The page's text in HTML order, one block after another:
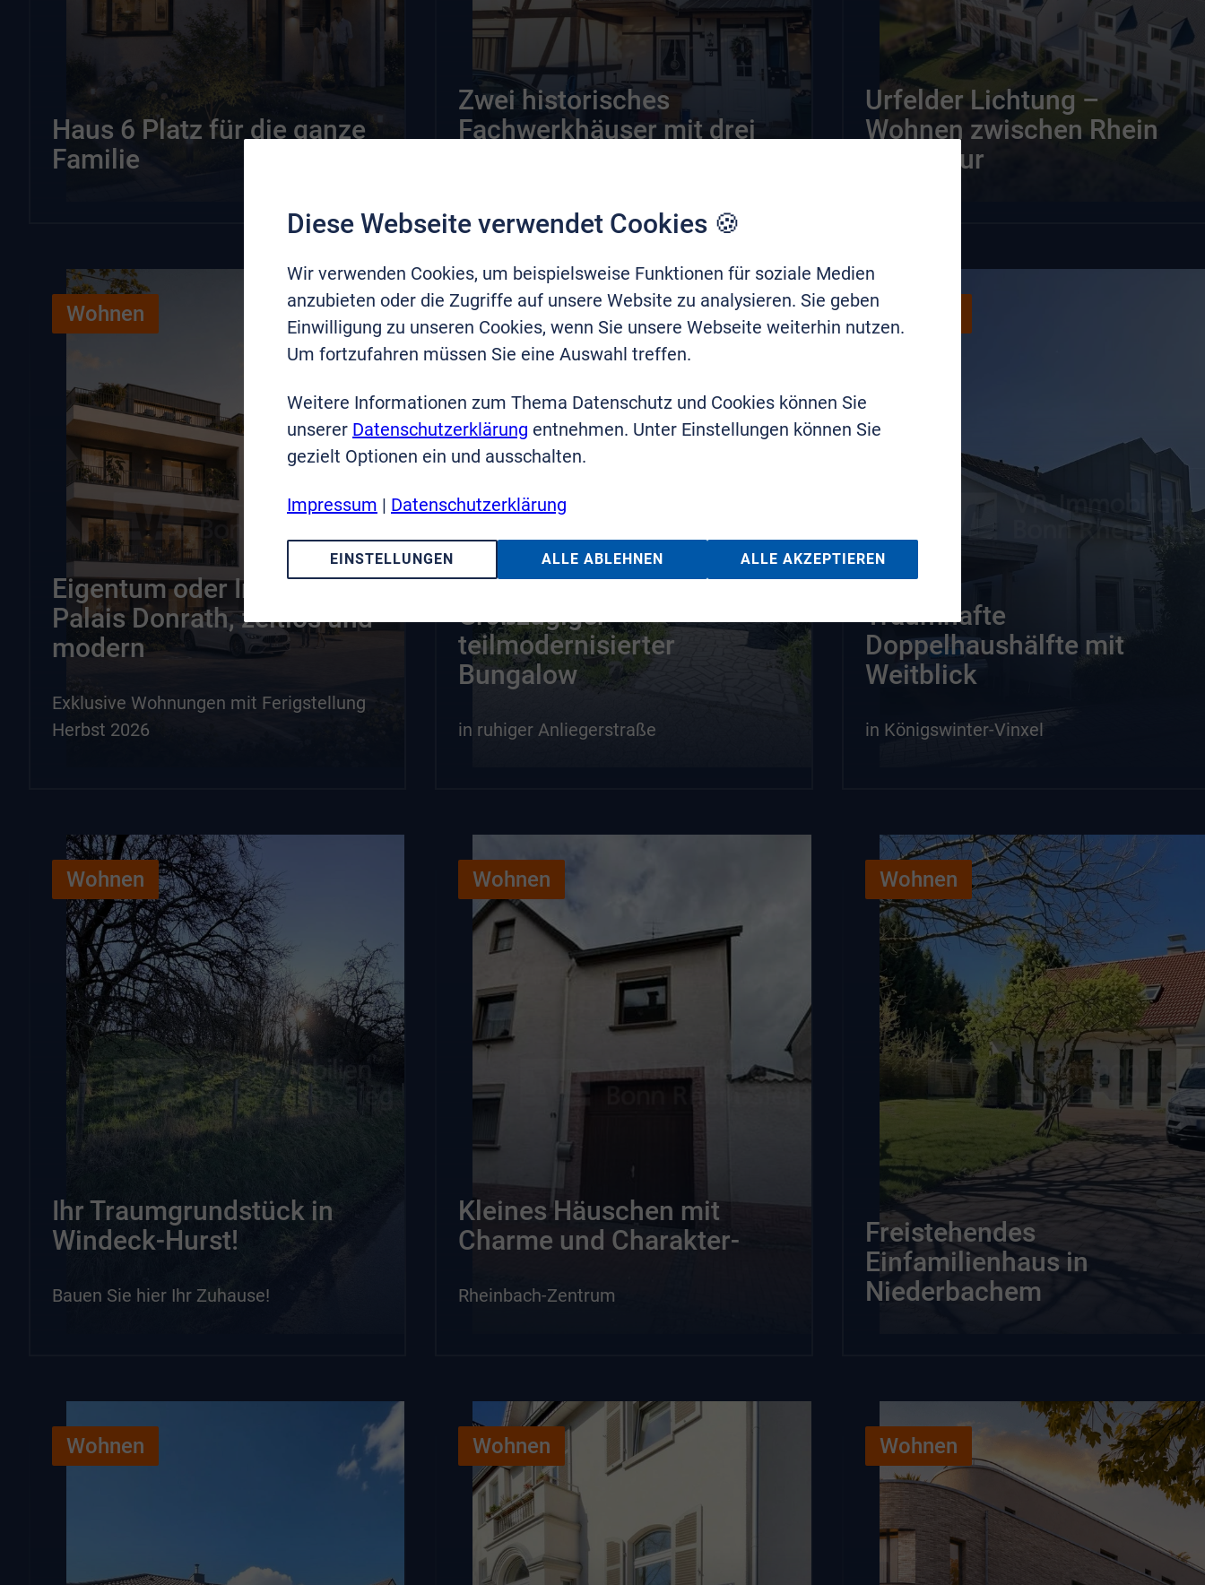
Haus 6 Platz für die ganze
Familie
Zwei historisches
Fachwerkhäuser mit drei
Urfelder Lichtung –
Wohnen zwischen Rhein
und Natur
Wohnen
Eigentum oder Invest, im
Palais Donrath, zeitlos und
modern
Exklusive Wohnungen mit Ferigstellung
Herbst 2026
Wohnen
Wohnen auf einer Ebene
Großzügiger
teilmodernisierter
Bungalow
in ruhiger Anliegerstraße
Traumhafte
Doppelhaushälfte mit
Weitblick
in Königswinter-Vinxel
Wohnen
Ihr Traumgrundstück in
Windeck-Hurst!
Bauen Sie hier Ihr Zuhause!
Wohnen
Kleines Häuschen mit
Charme und Charakter-
Rheinbach-Zentrum
Wohnen
Freistehendes
Einfamilienhaus in
Niederbachem
Wohnen Wohnen Wohnen
Diese Webseite verwendet Cookies 🍪
Wir verwenden Cookies, um beispielsweise Funktionen für soziale Medien
anzubieten oder die Zugriffe auf unsere Website zu analysieren. Sie geben
Einwilligung zu unseren Cookies, wenn Sie unsere Webseite weiterhin nutzen.
Um fortzufahren müssen Sie eine Auswahl treffen.
Weitere Informationen zum Thema Datenschutz und Cookies können Sie
unserer Datenschutzerklärung entnehmen. Unter Einstellungen können Sie
gezielt Optionen ein und ausschalten.
Impressum | Datenschutzerklärung
EINSTELLUNGEN ALLE ABLEHNEN ALLE AKZEPTIEREN